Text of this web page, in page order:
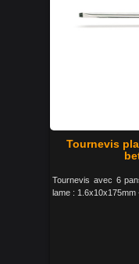
Tournevis
Tournevis avec 6
lame : 1.6x10x175mm